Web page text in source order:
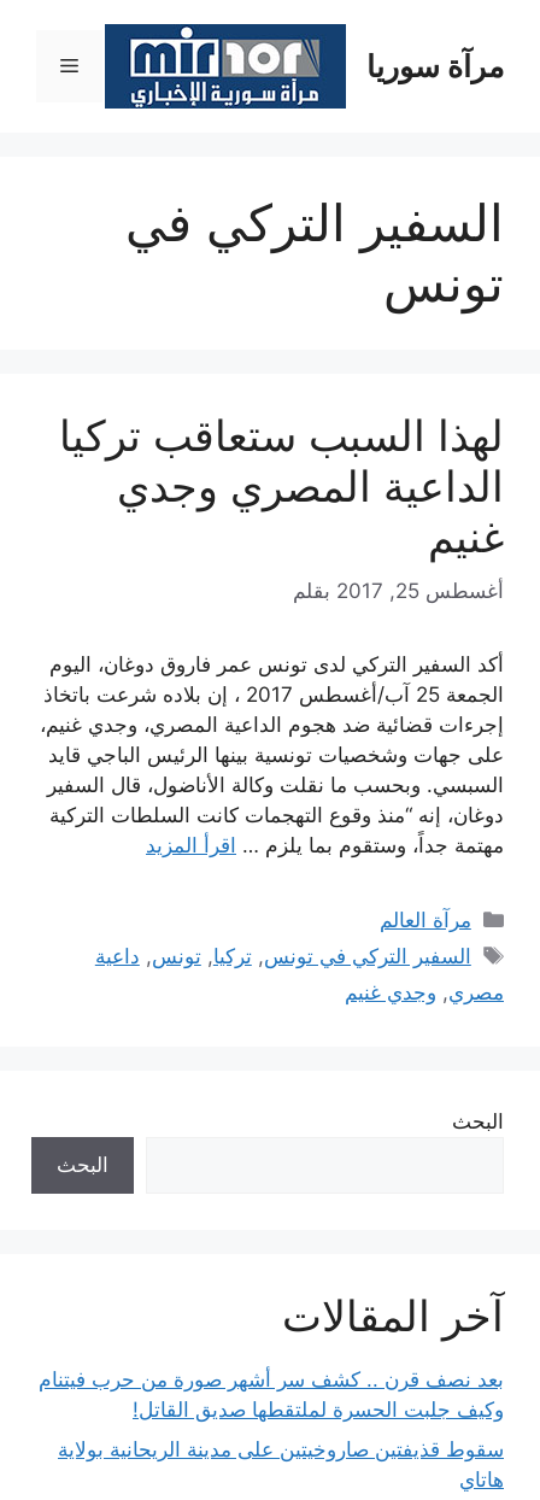
المحتوىمرآة سوريا القائمة
السفير التركي في
تونس
لهذا السبب ستعاقب تركيا
الداعية المصري وجدي
غنيم
أغسطس 25, 2017 بقلم
أكد السفير التركي لدى تونس عمر فاروق دوغان، اليوم
الجمعة 25 آب/أغسطس 2017 ، إن بلاده شرعت باتخاذ
إجرءات قضائية ضد هجوم الداعية المصري، وجدي غنيم،
على جهات وشخصيات تونسية بينها الرئيس الباجي قايد
السبسي. وبحسب ما نقلت وكالة الأناضول، قال السفير
دوغان، إنه “منذ وقوع التهجمات كانت السلطات التركية
مهتمة جداً، وستقوم بما يلزم … اقرأ المزيد
التصنيفات
مرآة العالم
الوسوم
السفير التركي في تونس,تركيا,تونس, داعية
مصري, وجدي غنيم
البحث
البحث
آخر المقالات
بعد نصف قرن .. كشف سر أشهر صورة من حرب فيتنام
وكيف جلبت الحسرة لملتقطها صديق القاتل!
سقوط قذيفتين صاروخيتين على مدينة الريحانية بولاية
هاتاي